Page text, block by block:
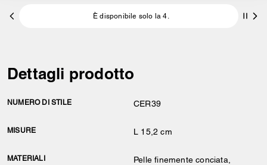
È disponibile solo la 4.
Dettagli prodotto
NUMERO DI STILE CER39
MISURE L 15,2 cm
MATERIALI
Pelle finemente conciata,